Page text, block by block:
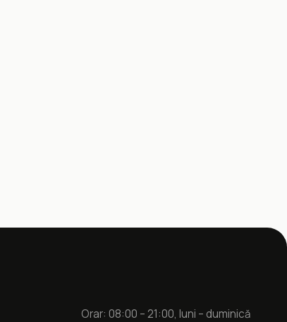
Orar: 08:00 – 21:00, luni – duminică